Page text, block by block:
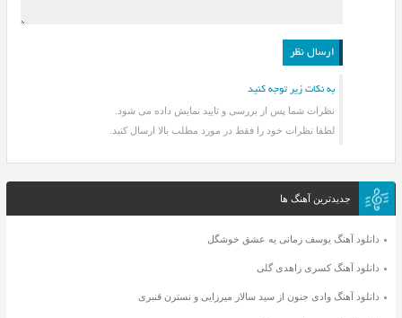
به نکات زیر توجه کنید
نظرات شما پس از بررسی و تایید نمایش داده می شود.
لطفا نظرات خود را فقط در مورد مطلب بالا ارسال کنید.
جدیدترین آهنگ ها
دانلود آهنگ یوسف زمانی یه عشق خوشگل
دانلود آهنگ کسری زاهدی گلی
دانلود آهنگ وادی جنون از سید سالار میرزایی و نسترن قنبری